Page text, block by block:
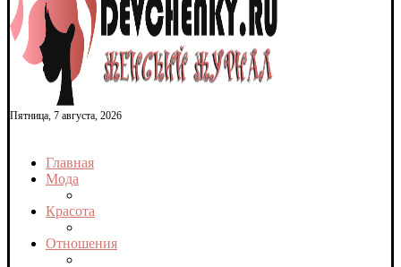
Пятница, 7 августа, 2026
Главная
Мода
Красота
Отношения